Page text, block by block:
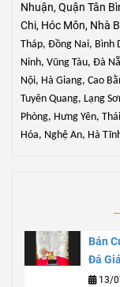
Nhuận, Quận Tân
Chi, Hóc Môn, Nhà
Tháp, Đồng Nai, Bình
Ninh, Vũng Tàu, Đà
Nội, Hà Giang, Cao
Tuyên Quang, Lạng
Phòng, Hưng Yên,
Hóa, Nghệ An, Hà
Bán
Đá
Chất
13/